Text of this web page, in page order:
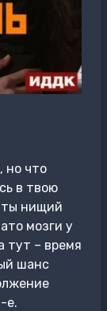
но что
в твою
ты нищий
мозги у
тут – время
шанс
е.